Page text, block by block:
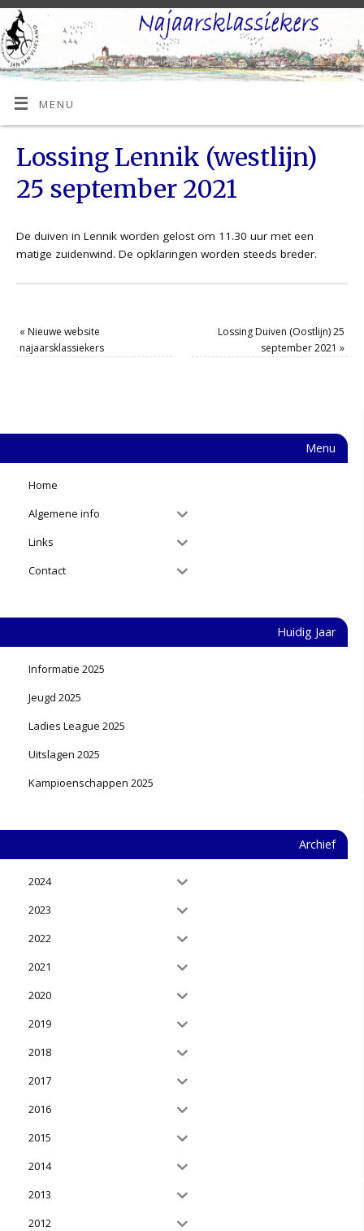
MENU
Lossing Lennik (westlijn)
25 september 2021
De duiven in Lennik worden gelost om 11.30 uur met een
matige zuidenwind. De opklaringen worden steeds breder.
« Nieuwe website
najaarsklassiekers
Lossing Duiven (Oostlijn) 25
september 2021 »
Menu
Home
Algemene info
Links
Contact
Huidig Jaar
Informatie 2025
Jeugd 2025
Ladies League 2025
Uitslagen 2025
Kampioenschappen 2025
Archief
2024
2023
2022
2021
2020
2019
2018
2017
2016
2015
2014
2013
2012